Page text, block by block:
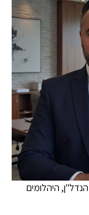
הנדל"ן, היהלומים